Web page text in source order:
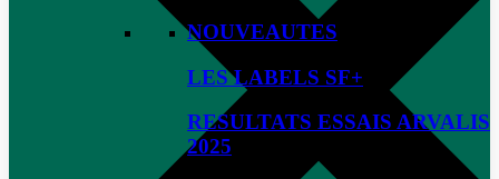
NOUVEAUTES
LES LABELS SF+
RESULTATS ESSAIS ARVALIS
2025